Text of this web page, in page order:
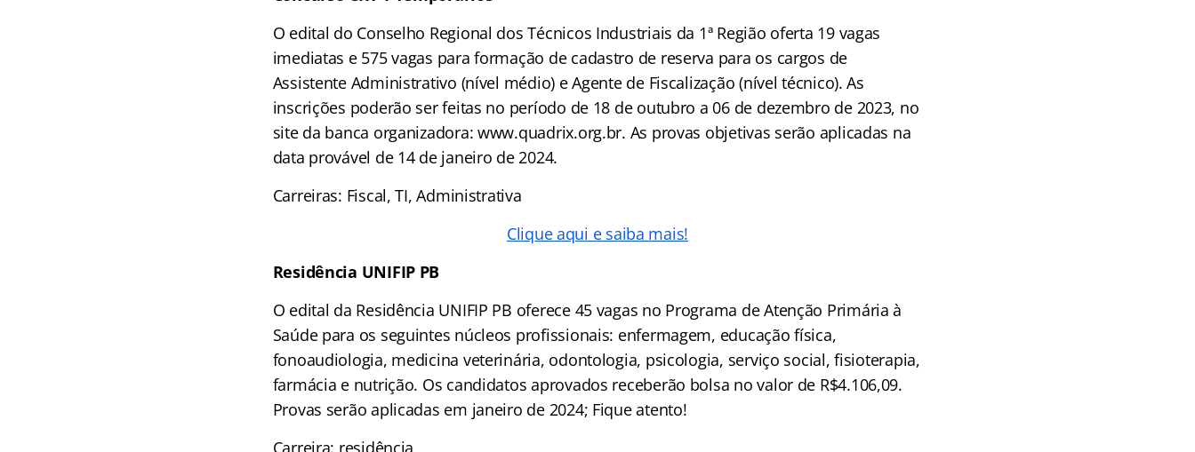
O edital do Conselho Regional dos Técnicos Industriais da 1ª Região oferta 19 vagas
imediatas e 575 vagas para formação de cadastro de reserva para os cargos de
Assistente Administrativo (nível médio) e Agente de Fiscalização (nível técnico). As
inscrições poderão ser feitas no período de 18 de outubro a 06 de dezembro de 2023, no
site da banca organizadora: www.quadrix.org.br. As provas objetivas serão aplicadas na
data provável de 14 de janeiro de 2024.
Carreiras: Fiscal, TI, Administrativa
Clique aqui e saiba mais!
Residência UNIFIP PB
O edital da Residência UNIFIP PB oferece 45 vagas no Programa de Atenção Primária à
Saúde para os seguintes núcleos profissionais: enfermagem, educação física,
fonoaudiologia, medicina veterinária, odontologia, psicologia, serviço social, fisioterapia,
farmácia e nutrição. Os candidatos aprovados receberão bolsa no valor de R$4.106,09.
Provas serão aplicadas em janeiro de 2024; Fique atento!
Carreira: residência